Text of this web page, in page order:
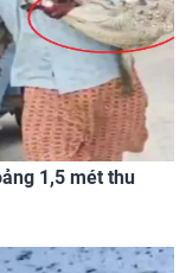
1,5 mét thu